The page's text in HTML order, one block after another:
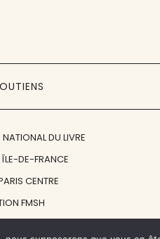
NATIONAL DU LIVRE
ÎLE-DE-FRANCE
CENTRE
FMSH